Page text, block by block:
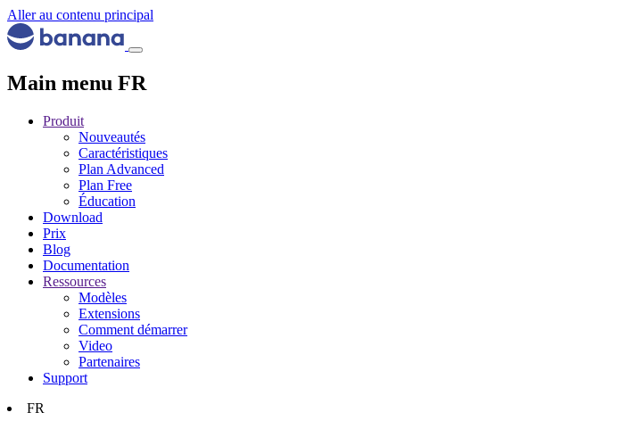
Aller au contenu principal
Main menu FR
Produit
Nouveautés
Caractéristiques
Plan Advanced
Plan Free
Éducation
Download
Prix
Blog
Documentation
Ressources
Modèles
Extensions
Comment démarrer
Video
Partenaires
Support
FR